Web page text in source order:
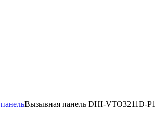
Вызывная панель DHI-VTO3211D-P1